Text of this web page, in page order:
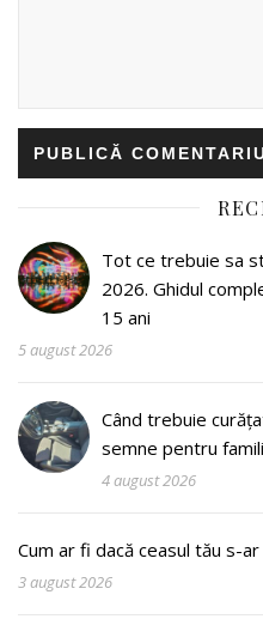
Tot ce trebuie sa
2026. Ghidul
15 ani
5 august 2026
Când trebuie
semne pentru
4 august 2026
Cum ar fi dacă ceasul tău s-
3 august 2026